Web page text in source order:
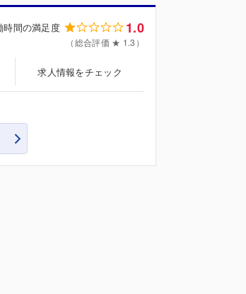
時間の満足度 1.0
（総合評価 ★ 1.3）
求人情報をチェック